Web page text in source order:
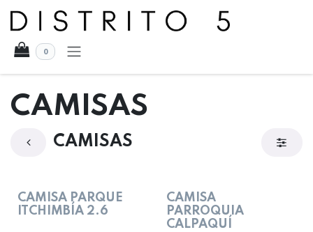
Ir al contenido
0
CAMISAS
CAMISAS
CAMISA PARQUE
ITCHIMBÍA 2.6
CAMISA
PARROQUIA
CALPAQUÍ